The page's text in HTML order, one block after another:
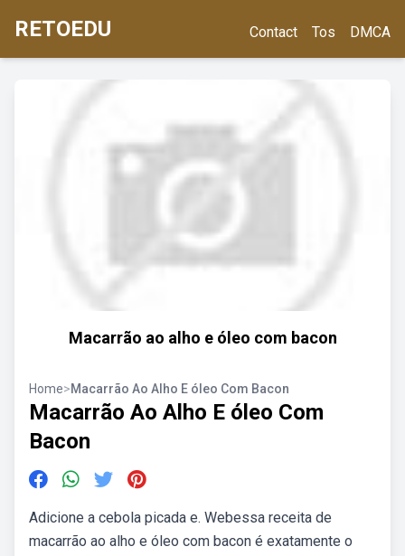
RETOEDU Contact Tos DMCA
Macarrão ao alho e óleo com bacon
Home>Macarrão Ao Alho E óleo Com Bacon
Macarrão Ao Alho E óleo Com
Bacon
Adicione a cebola picada e. Webessa receita de
macarrão ao alho e óleo com bacon é exatamente o